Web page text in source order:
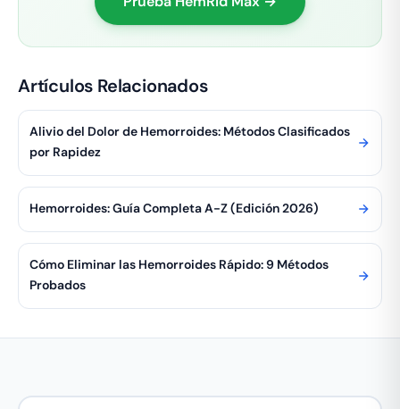
Artículos Relacionados
Alivio del Dolor de Hemorroides: Métodos Clasificados
por Rapidez
Hemorroides: Guía Completa A-Z (Edición 2026)
Cómo Eliminar las Hemorroides Rápido: 9 Métodos
Probados